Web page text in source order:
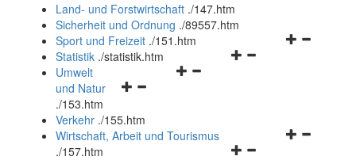
und
schließen
Land- und Forstwirtschaft ./147.htm
Sicherheit und Ordnung ./89557.htm
Navigationsmenü
Sport und Freizeit ./151.htm
Navigationsmenü
Statistik ./statistik.htm
Navigationsmenü
und
schließen
Umwelt
und Natur
./153.htm
Verkehr ./155.htm
Navigationsmenü
Wirtschaft, Arbeit und Tourismus
./157.htm